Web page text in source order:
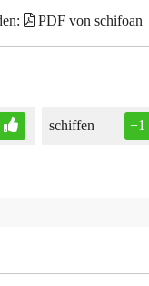
PDF von schifoan
schiffen +1